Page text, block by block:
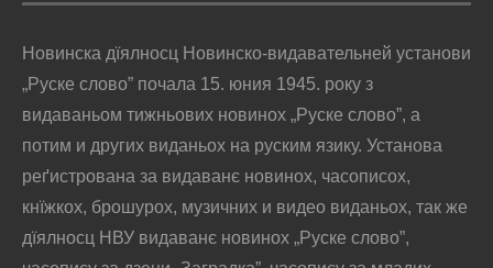
Новинска дїялносц Новинско-видавательней установи
„Руске слово” почала 15. юния 1945. року з
видаваньом тижньових новинох „Руске слово”, а
потим и других виданьох на руским язику. Установа
реґистрована за видаванє новинох, часописох,
кнїжкох, брошурох, музичних и видео виданьох, так же
дїялносц НВУ видаванє новинох „Руске слово”,